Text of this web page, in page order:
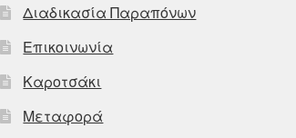
Διαδικασία Παραπόνων
Επικοινωνία
Καροτσάκι
Μεταφορά